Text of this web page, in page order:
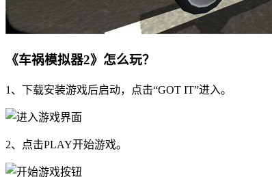
《车祸模拟器2》怎么玩？
1、下载安装游戏后启动，点击“GOT IT”进入。
2、点击PLAY开始游戏。